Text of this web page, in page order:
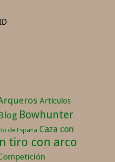
Artículos
Bowhunter
de España Caza con
tiro con arco